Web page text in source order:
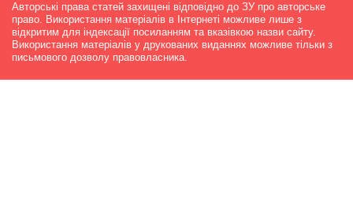
Авторські права статей захищені відповідно до ЗУ про авторське
право. Використання матеріалів в Інтернеті можливе лише з
відкритим для індексації посиланням та вказівкою назви сайту.
Використання матеріалів у друкованих виданнях можливе тільки з
письмового дозволу правовласника.